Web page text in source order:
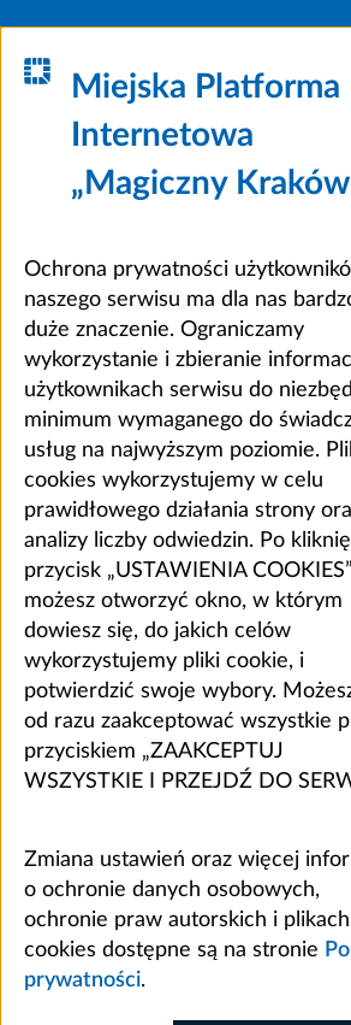
Miejska Platforma
Internetowa
„Magiczny
Ochrona prywatności
naszego serwisu ma dla nas
duże znaczenie. Ograniczamy
wykorzystanie i zbieranie
użytkownikach serwisu do
minimum wymaganego do
usług na najwyższym poziomie.
cookies wykorzystujemy w celu
prawidłowego działania strony
analizy liczby odwiedzin. Po
przycisk „USTAWIENIA COOKIES”
możesz otworzyć okno, w którym
dowiesz się, do jakich celów
wykorzystujemy pliki cookie, i
potwierdzić swoje wybory.
od razu zaakceptować wszystkie
przyciskiem „ZAAKCEPTUJ
WSZYSTKIE I PRZEJDŹ DO
Zmiana ustawień oraz więcej
o ochronie danych osobowych,
ochronie praw autorskich i plikach
cookies dostępne są na stronie
prywatności.